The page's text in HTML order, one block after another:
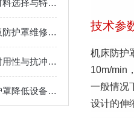
加工中心导轨护板的材料选择与特点说明
选择合适材料进行钢板防护罩维修与更换
小巨人钢板防护罩的耐用性与抗冲击性能分析
如何利用加工中心防护罩降低设备损耗？
技术参
机床防护
10m/min
一般情况
设计的伸